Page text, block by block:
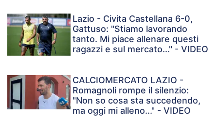
Lazio - Civita Castellana 6-0,
Gattuso: "Stiamo lavorando
tanto. Mi piace allenare questi
ragazzi e sul mercato..." - VIDEO
CALCIOMERCATO LAZIO -
Romagnoli rompe il silenzio:
"Non so cosa sta succedendo,
ma oggi mi alleno..." - VIDEO